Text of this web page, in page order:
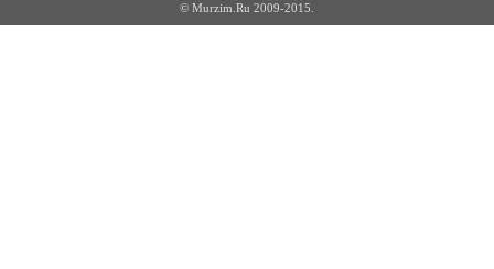
© Murzim.Ru 2009-2015.